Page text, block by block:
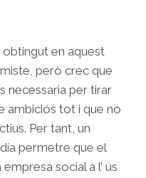
en aquest
però crec que
necessaria per tirar
ambiciós tot i que no
Per tant, un
permetre que el
social a l’ ús